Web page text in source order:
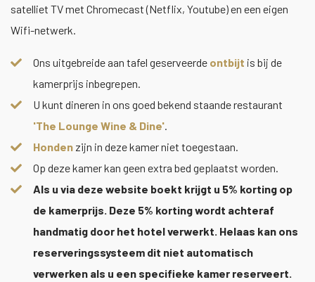
satelliet TV met Chromecast (Netflix, Youtube) en een eigen
Wifi-netwerk.
Ons uitgebreide aan tafel geserveerde ontbijt is bij de
kamerprijs inbegrepen.
U kunt dineren in ons goed bekend staande restaurant
'The Lounge Wine & Dine'.
Honden zijn in deze kamer niet toegestaan.
Op deze kamer kan geen extra bed geplaatst worden.
Als u via deze website boekt krijgt u 5% korting op
de kamerprijs. Deze 5% korting wordt achteraf
handmatig door het hotel verwerkt. Helaas kan ons
reserveringssysteem dit niet automatisch
verwerken als u een specifieke kamer reserveert.